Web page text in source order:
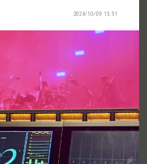
2024/10/09 15:51